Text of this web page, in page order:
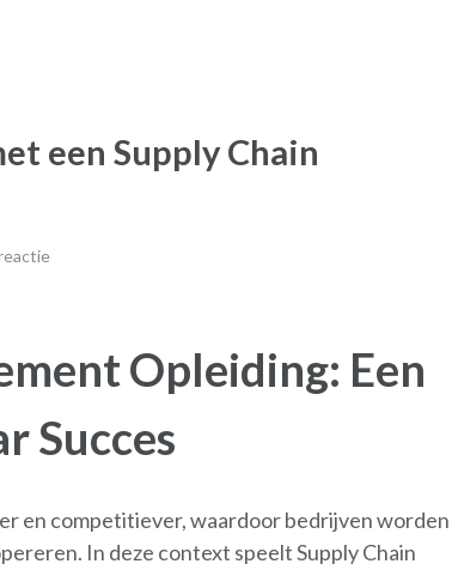
een Supply Chain
Opleiding: Een
Succes
en competitiever, waardoor bedrijven worden
In deze context speelt Supply Chain